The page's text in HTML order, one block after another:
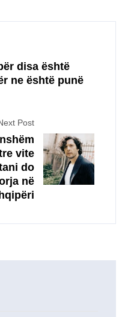
disa është
ne është punë
Post
vite
do
në